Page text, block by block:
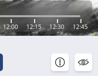
12:00 12:15 12:30 12:45